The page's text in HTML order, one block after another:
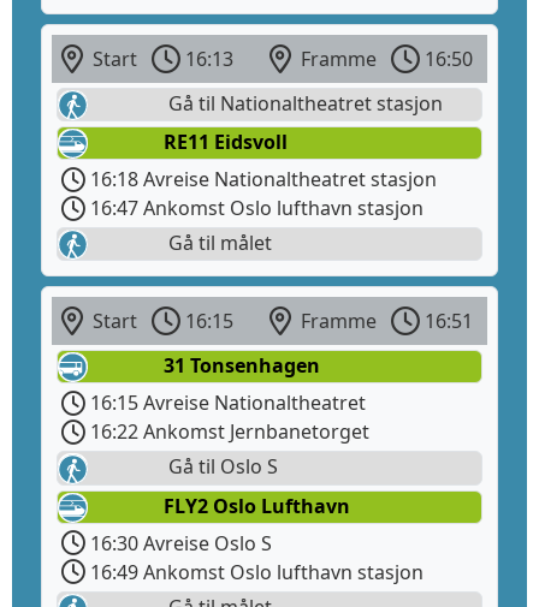
Start 16:13 Framme
16:50
Gå til Nationaltheatret stasjon
RE11 Eidsvoll
16:18 Avreise Nationaltheatret stasjon
16:47 Ankomst Oslo lufthavn stasjon
Gå til målet
Start 16:15 Framme
16:51
31 Tonsenhagen
16:15 Avreise Nationaltheatret
16:22 Ankomst Jernbanetorget
Gå til Oslo S
FLY2 Oslo Lufthavn
16:30 Avreise Oslo S
16:49 Ankomst Oslo lufthavn stasjon